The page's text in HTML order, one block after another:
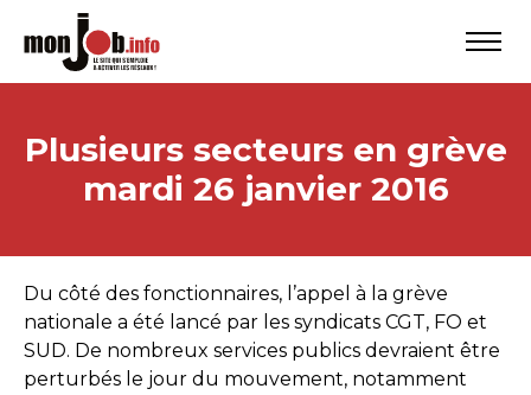
Plusieurs secteurs en grève
mardi 26 janvier 2016
Du côté des fonctionnaires, l’appel à la grève
nationale a été lancé par les syndicats CGT, FO et
SUD. De nombreux services publics devraient être
perturbés le jour du mouvement, notamment